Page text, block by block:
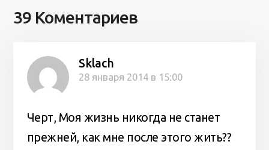
39 Коментариев
Sklach
28 января 2014 в 15:00
Черт, Моя жизнь никогда не станет
прежней, как мне после этого жить??